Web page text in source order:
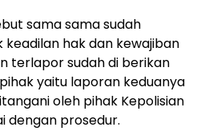
sama sama sudah
hak dan kewajiban
terlapor sudah di berikan
yaitu laporan keduanya
oleh pihak Kepolisian
dengan prosedur.